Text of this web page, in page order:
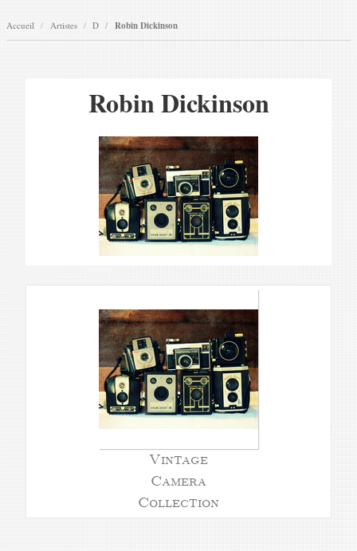
Accueil Artistes D Robin Dickinson
Robin Dickinson
Vintage
Camera
Collection